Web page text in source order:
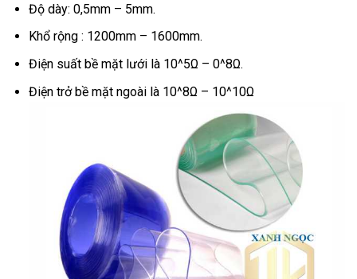
Độ dày: 0,5mm – 5mm.
Khổ rộng : 1200mm – 1600mm.
Điện suất bề mặt lưới là 10^5Ω – 0^8Ω.
Điện trở bề mặt ngoài là 10^8Ω – 10^10Ω